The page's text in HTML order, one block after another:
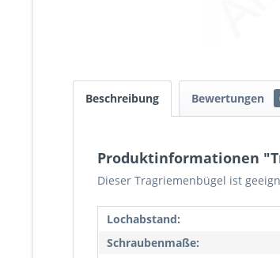
Beschreibung Bewertungen
Produktinformationen
Dieser Tragriemenbügel ist
Lochabstand:
Schraubenmaße: